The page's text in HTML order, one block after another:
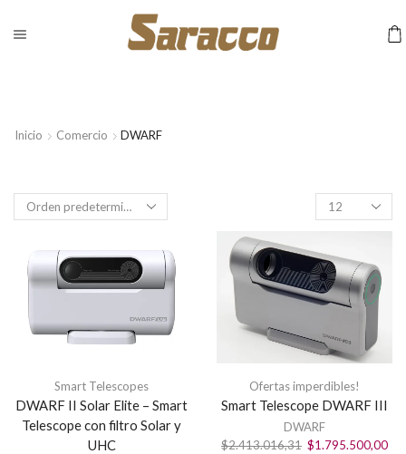
Inicio Comercio DWARF
Productos
por
Smart Telescopes
DWARF II Solar Elite – Smart
Telescope con filtro Solar y
UHC
Ofertas imperdibles!
Smart Telescope DWARF III
DWARF
$2.413.016,31 El
$1.795.500,00El